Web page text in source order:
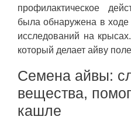
профилактическое
была обнаружена в
исследований на
который делает айву
Семена айвы:
вещества,
кашле